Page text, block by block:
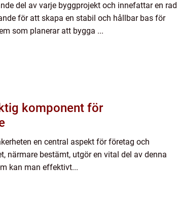
del av varje byggprojekt och innefattar en rad
för att skapa en stabil och hållbar bas för
som planerar att bygga ...
komponent för
en central aspekt för företag och
närmare bestämt, utgör en vital del av denna
kan man effektivt...